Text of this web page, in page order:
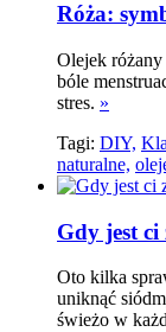
Róża:
Olejek różany
bóle
stres. »
Tagi: DIY,
naturalne,
Gdy jest ci
Oto kilka
uniknąć
świeżo w